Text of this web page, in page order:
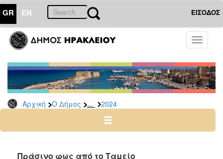
GR EN ΕΙΣΟΔΟΣ
Toggle
Αρχική Ο Δήμος ... 2024
ΔΗΜΟΣ
Δελτία
Τύπου
Αρχείο
2026
2024
Πράσινο φως από το Ταμείο